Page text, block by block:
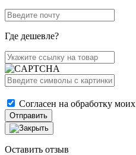
Где дешевле?
Согласен на обработку моих
Отправить
Оставить отзыв